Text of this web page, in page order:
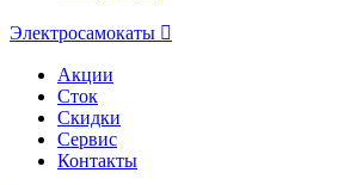
Электросамокаты
Акции
Сток
Скидки
Сервис
Контакты